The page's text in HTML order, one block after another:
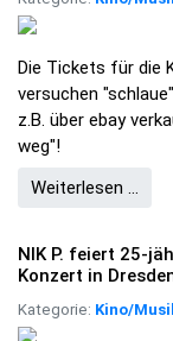
Die Tickets für die
versuchen
z.B. über ebay
weg"!
Weiterlesen …
NIK P. feiert 25-
Konzert in
Kategorie: Kino/